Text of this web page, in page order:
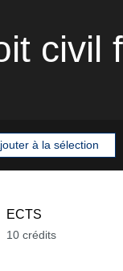
civil
à la sélection
ECTS
10 crédits